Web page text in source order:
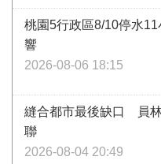
桃園5行政區8/10停水
響
2026-08-06 18:15
縫合都市最後缺口 員
聯
2026-08-04 20:49